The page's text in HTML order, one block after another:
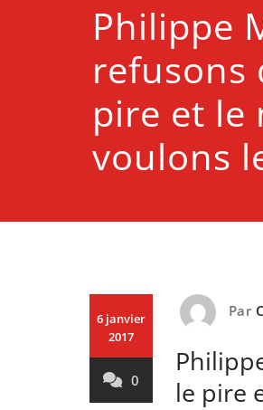
Philippe
refusons
pire et le
voulons
6 janvier
2017
0
Par
le pire